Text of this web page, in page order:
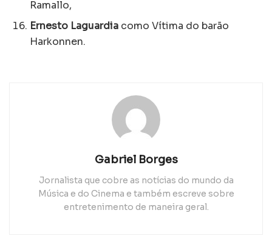
Ramallo,
Ernesto Laguardia como Vítima do barão
Harkonnen.
Gabriel Borges
Jornalista que cobre as notícias do mundo da
Música e do Cinema e também escreve sobre
entretenimento de maneira geral.